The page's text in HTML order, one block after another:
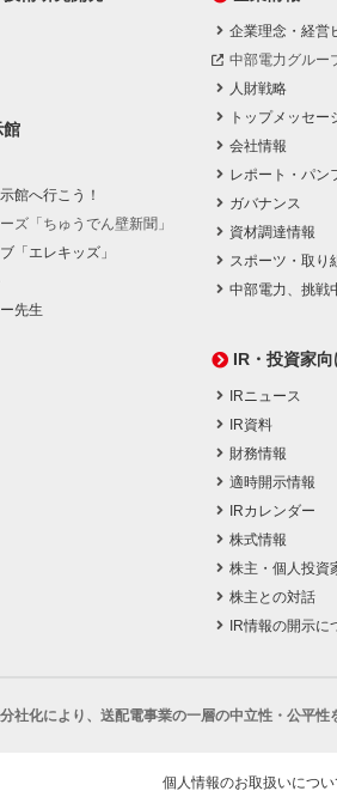
館
館へ行こう！
ズ「ちゅうでん壁新聞」
「エレキッズ」
先生
企業理念・経営
中部電力グルー
人財戦略
トップメッセー
会社情報
レポート・パン
ガバナンス
資材調達情報
スポーツ・取り
中部電力、挑戦
IR・投資家向
IRニュース
IR資料
財務情報
適時開示情報
IRカレンダー
株式情報
株主・個人投資
株主との対話
IR情報の開示に
社化により、 送配電事業の一層の中立性・公平性
個人情報のお取扱いについ